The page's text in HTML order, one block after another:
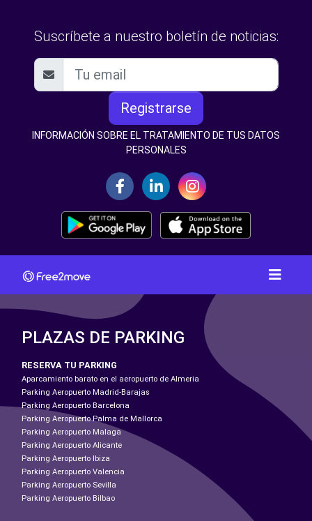
Suscríbete a nuestro boletín de noticias:
Registrarse
INFORMACIÓN SOBRE EL TRATAMIENTO DE TUS DATOS
PERSONALES
PLAZAS DE PARKING
RESERVA TU PARKING
Aparcamiento barato en el aeropuerto de Almeria
Parking Aeropuerto Madrid-Barajas
Parking Aeropuerto Barcelona
Parking Aeropuerto Palma de Mallorca
Parking Aeropuerto Malaga
Parking Aeropuerto Alicante
Parking Aeropuerto Ibiza
Parking Aeropuerto Valencia
Parking Aeropuerto Sevilla
Parking Aeropuerto Bilbao